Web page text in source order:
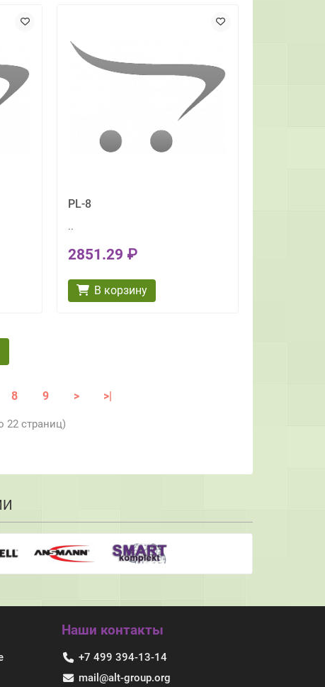
PL-8
..
2851.29 ₽
В корзину
8 9 > >|
22 страниц)
Наши контакты
+7 499 394-13-14
mail@alt-group.org